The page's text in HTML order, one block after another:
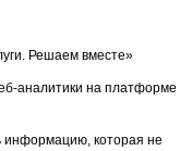
Решаем вместе»
аналитики на платформе
информацию, которая не